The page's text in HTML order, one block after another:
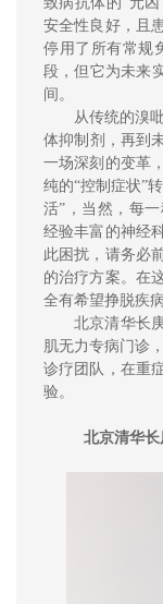
安全性良好，且
停用了所有常规
段，但它为未来
间。
从传统的溴
体抑制剂，再到
一场深刻的变革
纯的“控制症状”
活” ， 当然，每
经验丰富的神经
此困扰，请务必
的治疗方案。在
全有希望挣脱疾
北京清华长
肌无力专病门诊
诊疗团队，在重
验。
北京清华